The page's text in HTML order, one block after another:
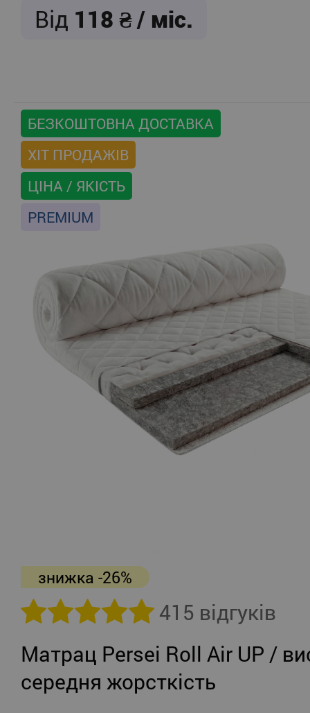
Від 118 / міс.
БЕЗКОШТОВНА ДОСТАВКА
ХІТ ПРОДАЖІВ
ЦІНА / ЯКІСТЬ
PREMIUM
знижка -26%
415 відгуків
Матрац Persei Roll Air UP /
середня жорсткість